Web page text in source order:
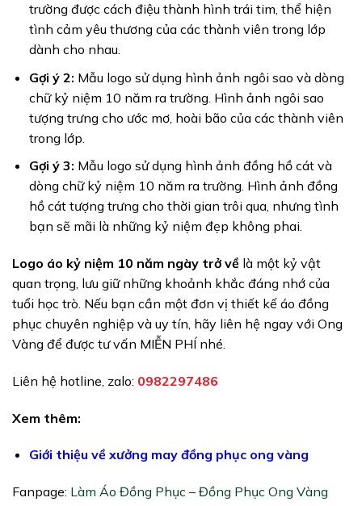
trường được cách điệu thành hình trái tim, thể hiện
tình cảm yêu thương của các thành viên trong lớp
dành cho nhau.
Gợi ý 2: Mẫu logo sử dụng hình ảnh ngôi sao và dòng
chữ kỷ niệm 10 năm ra trường. Hình ảnh ngôi sao
tượng trưng cho ước mơ, hoài bão của các thành viên
trong lớp.
Gợi ý 3: Mẫu logo sử dụng hình ảnh đồng hồ cát và
dòng chữ kỷ niệm 10 năm ra trường. Hình ảnh đồng
hồ cát tượng trưng cho thời gian trôi qua, nhưng tình
bạn sẽ mãi là những kỷ niệm đẹp không phai.
Logo áo kỷ niệm 10 năm ngày trở về là một kỷ vật
quan trọng, lưu giữ những khoảnh khắc đáng nhớ của
tuổi học trò. Nếu bạn cần một đơn vị thiết kế áo đồng
phục chuyên nghiệp và uy tín, hãy liên hệ ngay với Ong
Vàng để được tư vấn MIỄN PHÍ nhé.
Liên hệ hotline, zalo: 0982297486
Xem thêm:
Giới thiệu về xưởng may đồng phục ong vàng
Fanpage: Làm Áo Đồng Phục – Đồng Phục Ong Vàng